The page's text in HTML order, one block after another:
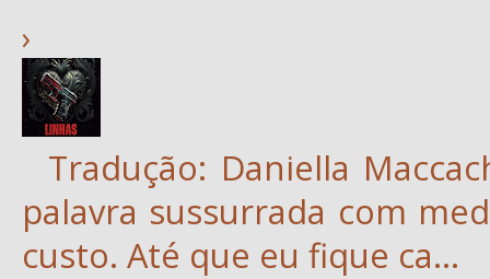
›
Tradução: Daniella
palavra sussurrada com
custo. Até que eu fique ca...